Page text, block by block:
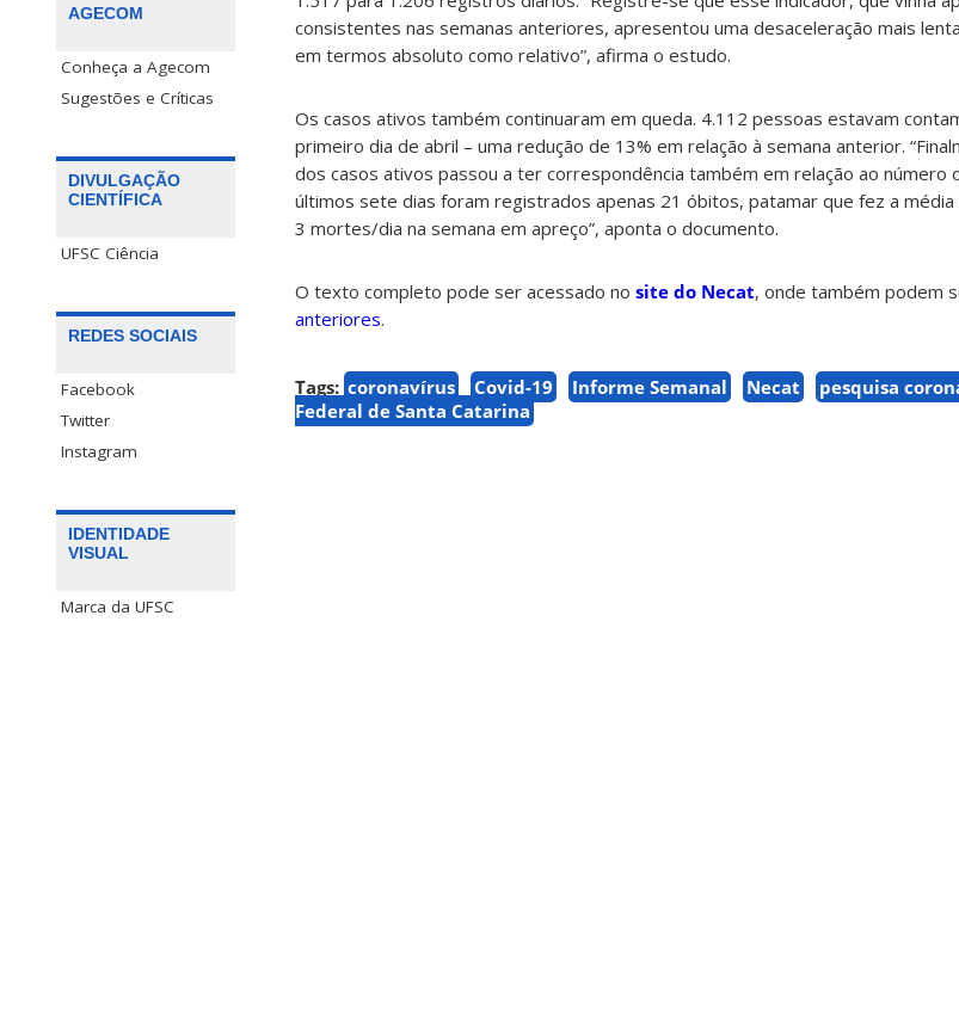
AGECOM
Conheça a Agecom
Sugestões e Críticas
DIVULGAÇÃO
CIENTÍFICA
UFSC Ciência
REDES SOCIAIS
Facebook
Twitter
Instagram
IDENTIDADE
VISUAL
Marca da UFSC
consistentes nas semanas anteriores, apresentou uma desaceleração mais
em termos absoluto como relativo”, afirma o estudo.
Os casos ativos também continuaram em queda. 4.112 pessoas estavam
primeiro dia de abril – uma redução de 13% em relação à semana anterior.
dos casos ativos passou a ter correspondência também em relação ao número
últimos sete dias foram registrados apenas 21 óbitos, patamar que fez a média
3 mortes/dia na semana em apreço”, aponta o documento.
O texto completo pode ser acessado no site do Necat, onde também podem
anteriores.
Tags: coronavírus Covid-19 Informe Semanal Necat pesquisa
Federal de Santa Catarina